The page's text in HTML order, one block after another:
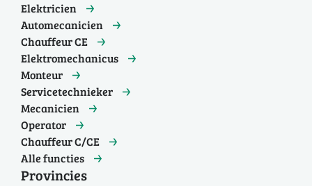
Elektricien
Automecanicien
Chauffeur CE
Elektromechanicus
Monteur
Servicetechnieker
Mecanicien
Operator
Chauffeur C/CE
Alle functies
Provincies